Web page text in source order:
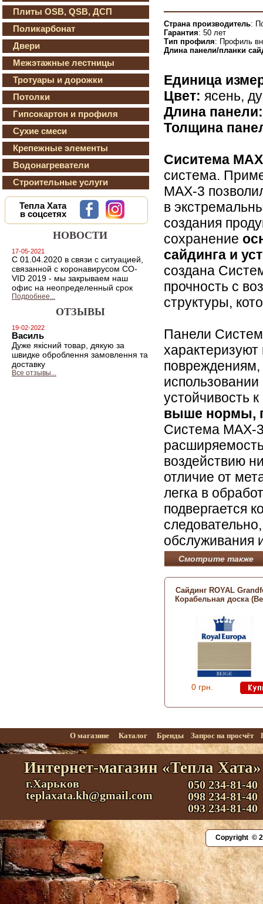
Плиты OSB, QSB, ДСП
Поликарбонат
Двери
Межэтажные лестницы
Тротуары и дорожки
Потолки
Гипсокартон и профиля
Сухие смеси
Крепежные элементы
Водонагреватели
Строительные услуги
Тепла Хата
в соцсетях
НОВОСТИ
17-05-2021
С 01.04.2020 в связи с ситуацией,
связанной с коронавирусом CO-
VID 2019 - мы закрываем наш
офис на неопределенный срок
Подробнее...
ОТЗЫВЫ
19-02-2022
Василь
Дуже якiсний товар, дякую за
швидке оброблення замовлення та
доставку
Все отзывы...
Страна производитель:
Гарантия: 50 лет
Тип профиля: Профиль
Длина панели/планки
Единица
Цвет: ясень,
Длина панели:
Толщина
Сиситема
система.
MAX-3
в
создания
сохранение
сайдинга и
создана
прочность с
структуры,
Панели
повреждениям,
устойчивость
выше нормы,
Система MAX-
воздействию
отличие от
легка в
подвергается
обслуживания
Смотрите также
Сайдинг ROYAL
Корабельная доска
0 грн.
О магазине Каталог Бренды Запрос на просчёт
Интернет-магазин «Тепла Хата»
г.Харьков
teplaxata.kh@gmail.com
050 234-81-40
098 234-81-40
093 234-81-40
Copyright ©